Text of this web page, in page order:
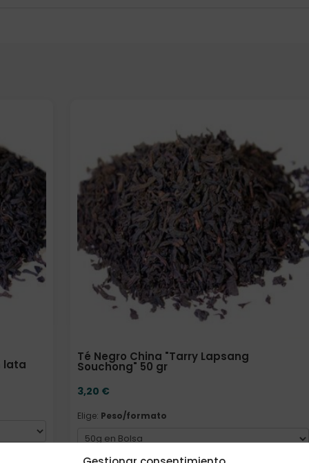
lata
Té Negro China "Tarry Lapsang
Souchong" 50 gr
3,20 €
Elige: Peso/formato